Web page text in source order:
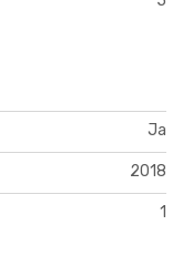
Ja
2018
1